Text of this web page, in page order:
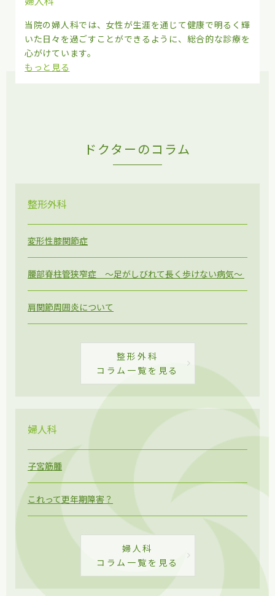
当院の婦人科では、女性が生涯を通じて健康で明るく輝
いた日々を過ごすことができるように、総合的な診療を
心がけています。
もっと見る
ドクターのコラム
整形外科
変形性膝関節症
腰部脊柱管狭窄症 ～足がしびれて長く歩けない病気～
肩関節周囲炎について
整形外科
コラム一覧を見る
婦人科
子宮筋腫
これって更年期障害？
婦人科
コラム一覧を見る